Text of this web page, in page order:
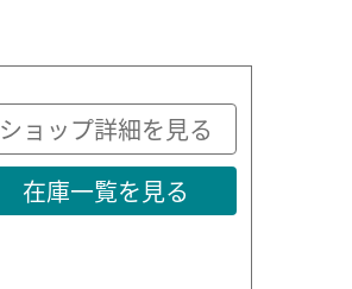
ショップ詳細を見る
在庫一覧を見る